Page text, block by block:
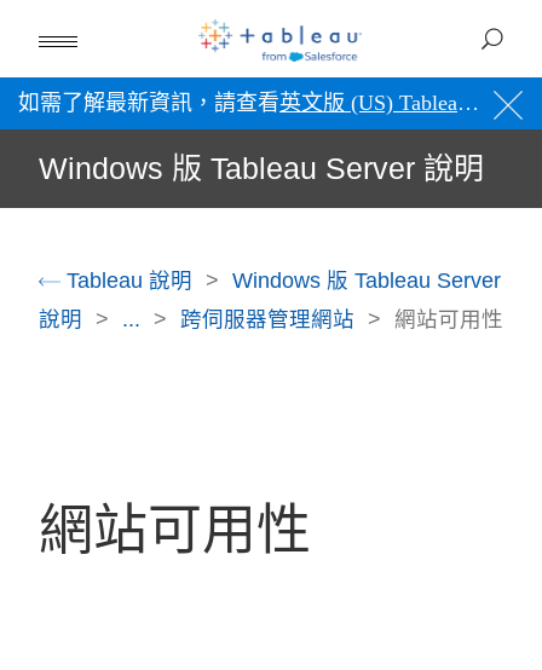
如需了解最新資訊，請查看英文版 (US) Tableau 說明 。
Windows 版 Tableau Server 說明
Tableau 說明
Windows 版 Tableau Server
說明
... 跨伺服器管理網站 網站可用性
網站可用性